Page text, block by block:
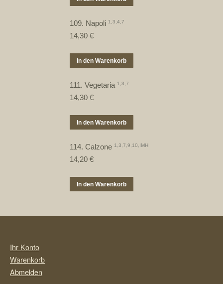
109. Napoli 1,3,4,7
14,30 €
In den Warenkorb
111. Vegetaria 1,3,7
14,30 €
In den Warenkorb
114. Calzone 1,3,7,9,10,IMH
14,20 €
In den Warenkorb
Ihr Konto
Warenkorb
Abmelden